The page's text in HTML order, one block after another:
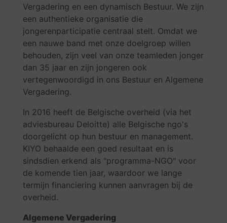
Vergadering en een dynamisch Bestuur. We zijn
een authentieke organisatie die
jongerenparticipatie centraal stelt. Omdat we
een nauwe band met onze doelgroep willen
behouden, zijn veel van onze teamleden jonger
dan 35 jaar en zijn jongeren ook
vertegenwoordigd in ons Bestuur en Algemene
Vergadering.
In 2016 heeft de Belgische overheid (via het
adviesbureau Deloitte) alle Belgische ngo's
doorgelicht op hun bestuur en management.
KIYO behaalde een goed resultaat en is
sindsdien erkend als "programma-NGO" voor
de komende tien jaar, waardoor we lange
termijn financiering kunnen aanvragen bij de
overheid.
Algemene Vergadering